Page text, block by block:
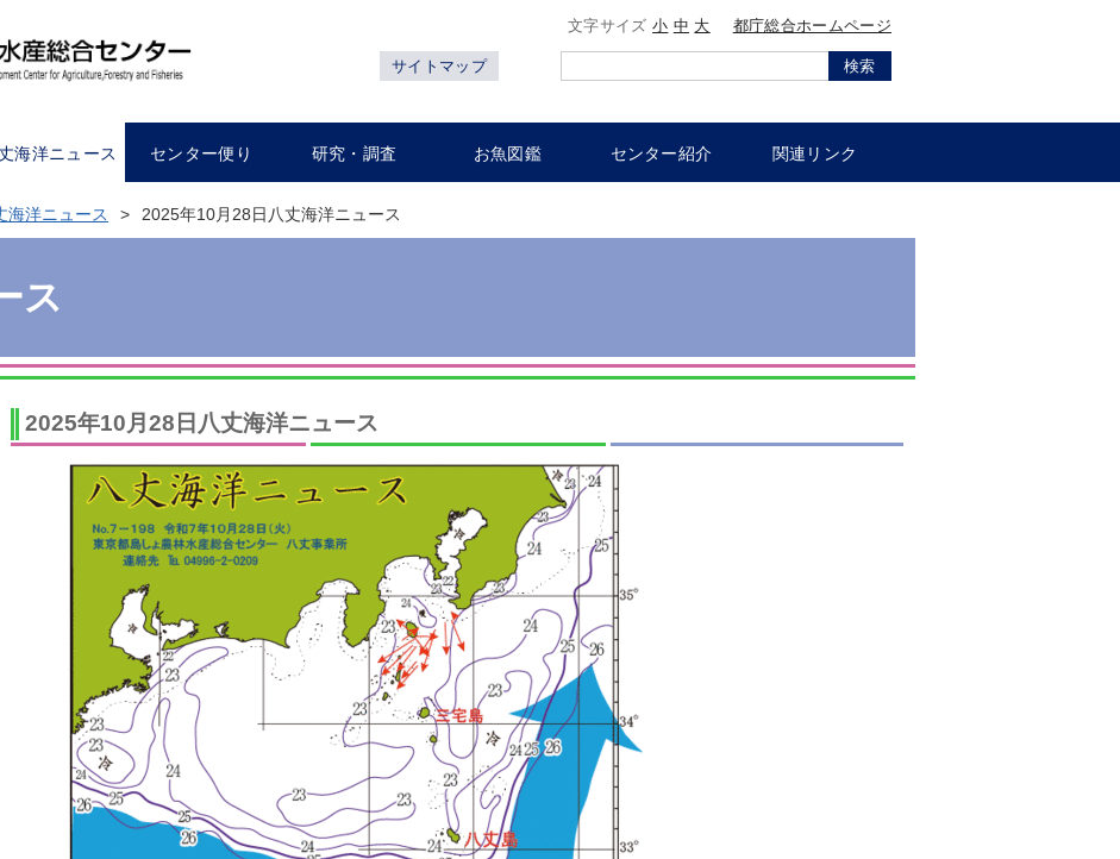
文字サイズ小 中 大 都庁総合ホームページ
サイトマップ 検索
海洋ニュース センター便り 研究・調査 お魚図鑑 センター紹介 関連リンク
海洋ニュース 2025年10月28日八丈海洋ニュース
ス
2025年10月28日八丈海洋ニュース